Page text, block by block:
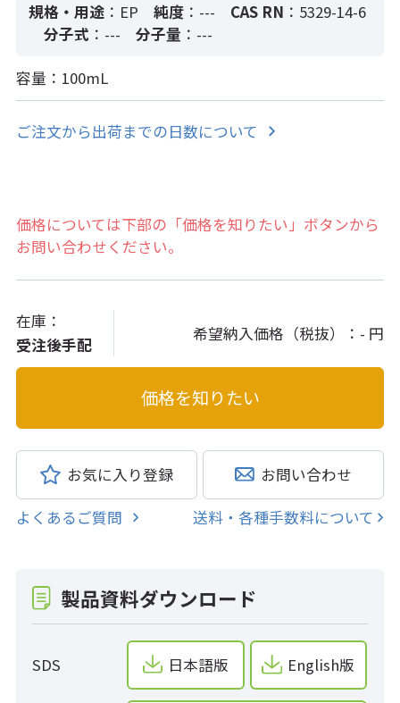
規格・用途 ：EP 純度：--- CAS RN ：5329-14-6
分子式 ：--- 分子量 ：---
容量：100mL
ご注文から出荷までの日数について
価格については下部の「価格を知りたい」ボタンから
お問い合わせください。
在庫：
受注後手配
希望納入価格（税抜）： - 円
お気に入り登録 お問い合わせ
よくあるご質問 送料・各種手数料について
製品資料ダウンロード
SDS 日本語版 English版